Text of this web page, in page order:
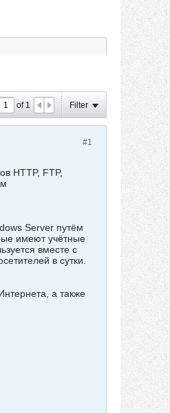
of 1 Filter
#1
HTTP, FTP,
Server путём
имеют учётные
вместе с
в сутки.
а также